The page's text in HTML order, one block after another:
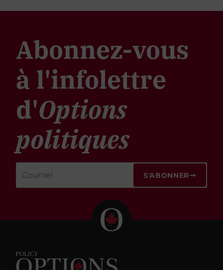
Abonnez-vous
à l'infolettre
d'Options
politiques
S'ABONNER